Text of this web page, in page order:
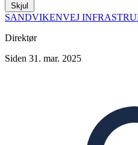
Skjul
SANDVIKENVEJ
Direktør
Siden 31. mar. 2025